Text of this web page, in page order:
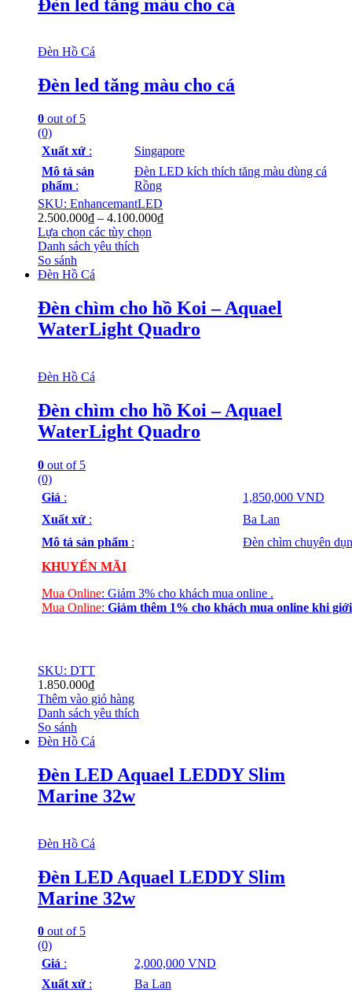
Đèn led tăng màu cho cá
Đèn Hồ Cá
Đèn led tăng màu cho cá
0 out of 5
(0)
Xuất xứ :
Singapore
Mô tả sản
phẩm :
Đèn LED kích thích tăng màu dùng cá
Rồng
SKU: EnhancemantLED
2.500.000₫ – 4.100.000₫
Lựa chọn các tùy chọn
Danh sách yêu thích
So sánh
Đèn Hồ Cá
Đèn chìm cho hồ Koi – Aquael
WaterLight Quadro
Đèn Hồ Cá
Đèn chìm cho hồ Koi – Aquael
WaterLight Quadro
0 out of 5
(0)
Giá :
1,850,000 VND
Xuất xứ :
Ba Lan
Mô tả sản phẩm :
Đèn chìm chuyên
KHUYẾN MÃI
Mua Online: Giảm 3% cho khách mua online .
Mua Online: Giảm thêm 1% cho khách mua online khi
SKU: DTT
1.850.000₫
Thêm vào giỏ hàng
Danh sách yêu thích
So sánh
Đèn Hồ Cá
Đèn LED Aquael LEDDY Slim
Marine 32w
Đèn Hồ Cá
Đèn LED Aquael LEDDY Slim
Marine 32w
0 out of 5
(0)
Giá :
2,000,000 VND
Xuất xứ :
Ba Lan